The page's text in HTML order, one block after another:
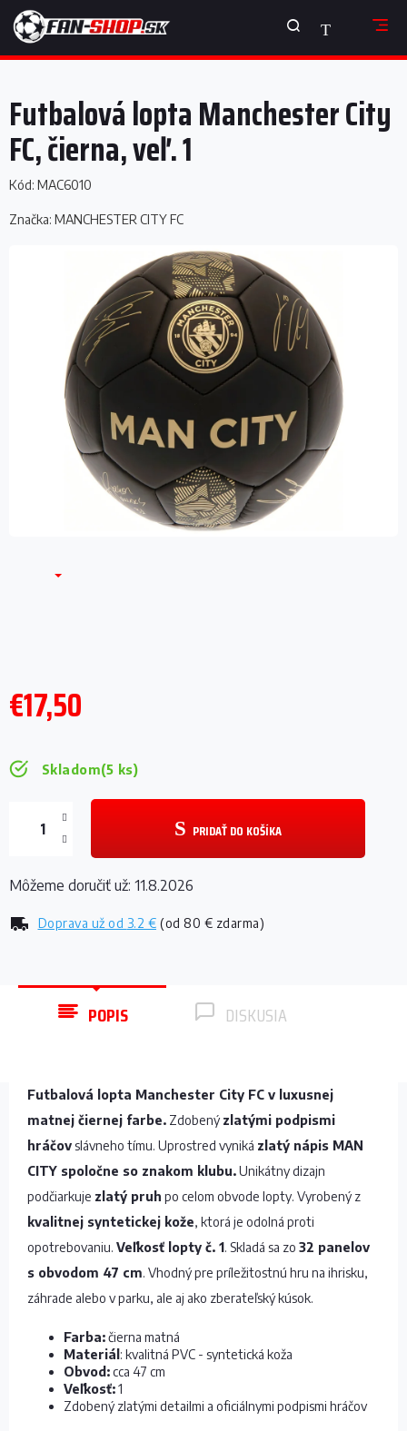
Prejsť
obsah
NÁKUPNÝ
KOŠÍK
Futbalová lopta Manchester City
FC, čierna, veľ. 1
Kód: MAC6010
Značka: MANCHESTER CITY FC
€17,50
Skladom(5 ks)
Doprava už od 3.2 € (od 80 € zdarma)
PRIDAŤ DO KOŠÍKA
Môžeme doručiť už: 11.8.2026
POPIS DISKUSIA
Futbalová lopta Manchester City FC v luxusnej
matnej čiernej farbe. Zdobenýzlatými podpismi
hráčovslávneho tímu. Uprostred vyniká zlatý nápis MAN
CITY spoločne so znakom klubu.Unikátny dizajn
podčiarkuje zlatý pruh po celom obvode lopty. Vyrobený z
kvalitnej syntetickej kože, ktorá je odolná proti
opotrebovaniu. Veľkosť lopty č. 1. Skladá sa zo 32 panelov
s obvodom 47 cm. Vhodný pre príležitostnú hru na ihrisku,
záhrade alebo v parku, ale aj ako zberateľský kúsok.
Farba:čierna matná
Materiál : kvalitná PVC - syntetická koža
Obvod:cca 47 cm
Veľkosť:1
Zdobený zlatými detailmi a oficiálnymi podpismi hráčov